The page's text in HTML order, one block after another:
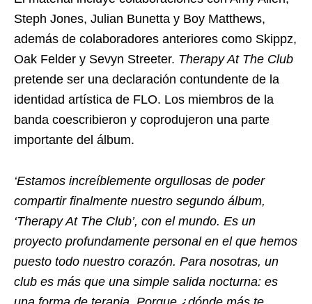
Steph Jones, Julian Bunetta y Boy Matthews,
además de colaboradores anteriores como Skippz,
Oak Felder y Sevyn Streeter. Therapy At The Club
pretende ser una declaración contundente de la
identidad artística de FLO. Los miembros de la
banda coescribieron y coprodujeron una parte
importante del álbum.
‘Estamos increíblemente orgullosas de poder
compartir finalmente nuestro segundo álbum,
‘Therapy At The Club’, con el mundo. Es un
proyecto profundamente personal en el que hemos
puesto todo nuestro corazón. Para nosotras, un
club es más que una simple salida nocturna: es